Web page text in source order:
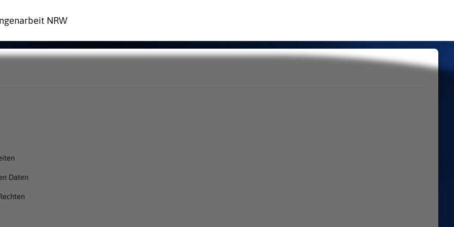
NRW
Daten